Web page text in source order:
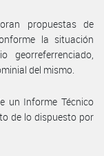
propuestas de
la situación
del mismo.
un Informe Técnico
de lo dispuesto por